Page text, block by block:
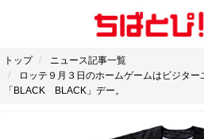
トップ
ニュース記事一覧
ロッテ９月３日のホームゲームはビジター
「BLACK BLACK」デー。